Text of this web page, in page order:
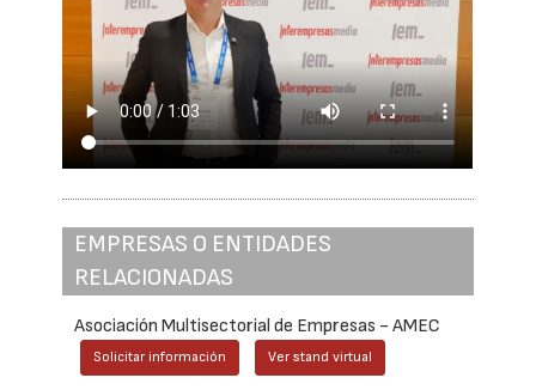
EMPRESAS O ENTIDADES
RELACIONADAS
Asociación Multisectorial de Empresas - AMEC
Solicitar información Ver stand virtual